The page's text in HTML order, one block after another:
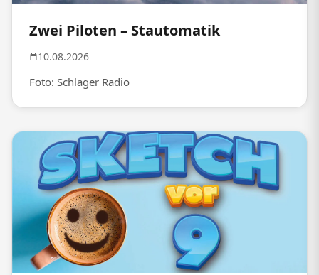
Zwei Piloten – Stautomatik
10.08.2026
Foto: Schlager Radio